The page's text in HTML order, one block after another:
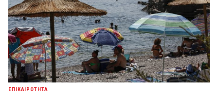
ΕΠΙΚΑΙΡΟΤΗΤΑ